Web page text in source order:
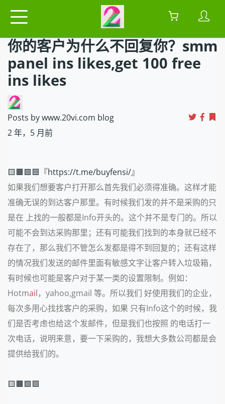
你的客户为什么不回复你？smm
panel ins likes,get 100 free
ins likes
Posts by www.20vi.com blog
2 年，5 月前
🟨🟧🟩🟦『https://t.me/buyfensi/』
如果我们想要客户打开那么首先我们必须得准确。这样才能
准确无误的到达客户那里。有时候我们发的并不是采购的只
是在 上找的一般都是Info开头的。这个并不是专门的。所以
可能不会到达采购那里；还有可能我们找到的本身就已经不
存在了，那么我们不管怎么发都是得不到回复的；还有这样
的情况我们发送的邮件里面有敏感文字让客户转入垃圾箱，
有时候也可能是客户对于某一类的设置限制。例如：
Hotmail，yahoo,gmail 等。所以我们 好使用我们的企业，
每次多用心找找客户的采购，如果 只有Info这个的时候，我
们是否考虑也给这个发邮件，但是我们也按照 的电话打一
次电话，说明来意，要一下采购的，我想大多数公司都是会
提供给我们的。
🟨🟧🟩🟦